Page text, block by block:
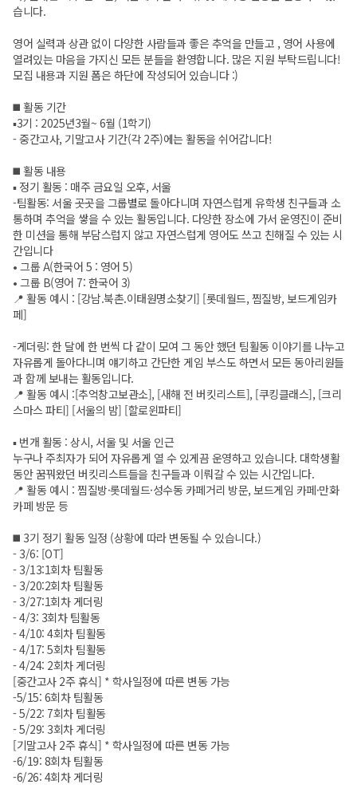
습니다.
영어 실력과 상관 없이 다양한 사람들과 좋은 추억을 만들고 , 영어 사용에
열려있는 마음을 가지신 모든 분들을 환영합니다. 많은 지원 부탁드립니다!
모집 내용과 지원 폼은 하단에 작성되어 있습니다 :)
◼️ 활동 기간
▪️3기 : 2025년3월~ 6월 (1학기)
- 중간고사, 기말고사 기간(각 2주)에는 활동을 쉬어갑니다!
◼️ 활동 내용
▪️ 정기 활동 : 매주 금요일 오후, 서울
-팀활동: 서울 곳곳을 그룹별로 돌아다니며 자연스럽게 유학생 친구들과 소
통하며 추억을 쌓을 수 있는 활동입니다. 다양한 장소에 가서 운영진이 준비
한 미션을 통해 부담스럽지 않고 자연스럽게 영어도 쓰고 친해질 수 있는 시
간입니다
• 그룹 A(한국어 5 : 영어 5)
• 그룹 B(영어 7: 한국어 3)
📍 활동 예시 : [강남.북촌.이태원명소찾기] [롯데월드, 찜질방, 보드게임카
페]
-게더링: 한 달에 한 번씩 다 같이 모여 그 동안 했던 팀활동 이야기를 나누고
자유롭게 돌아다니며 얘기하고 간단한 게임 부스도 하면서 모든 동아리원들
과 함께 보내는 활동입니다.
📍 활동 예시 :[추억창고보관소], [새해 전 버킷리스트], [쿠킹클래스], [크리
스마스 파티] [서울의 밤] [할로윈파티]
▪️ 번개 활동 : 상시, 서울 및 서울 인근
누구나 주최자가 되어 자유롭게 열 수 있게끔 운영하고 있습니다. 대학생활
동안 꿈꿔왔던 버킷리스트들을 친구들과 이뤄갈 수 있는 시간입니다.
📍 활동 예시 : 찜질방·롯데월드·성수동 카페거리 방문, 보드게임 카페·만화
카페 방문 등
◼️ 3기 정기 활동 일정 (상황에 따라 변동될 수 있습니다.)
- 3/6: [OT]
- 3/13:1회차 팀활동
- 3/20:2회차 팀활동
- 3/27:1회차 게더링
- 4/3: 3회차 팀활동
- 4/10: 4회차 팀활동
- 4/17: 5회차 팀활동
- 4/24: 2회차 게더링
[중간고사 2주 휴식] * 학사일정에 따른 변동 가능
-5/15: 6회차 팀활동
- 5/22: 7회차 팀활동
- 5/29: 3회차 게더링
[기말고사 2주 휴식] * 학사일정에 따른 변동 가능
-6/19: 8회차 팀활동
-6/26: 4회차 게더링